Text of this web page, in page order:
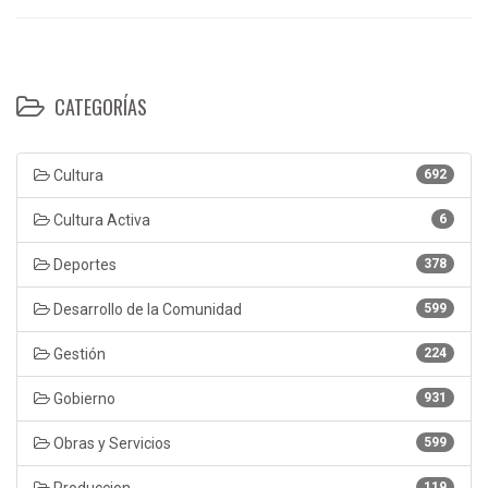
CATEGORÍAS
692
Cultura
6
Cultura Activa
378
Deportes
599
Desarrollo de la Comunidad
224
Gestión
931
Gobierno
599
Obras y Servicios